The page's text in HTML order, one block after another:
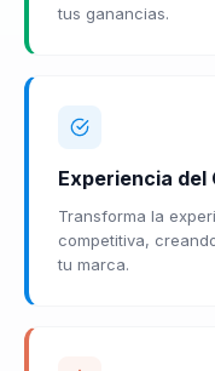
tus ganancias.
Experiencia del
Transforma la
competitiva,
tu marca.